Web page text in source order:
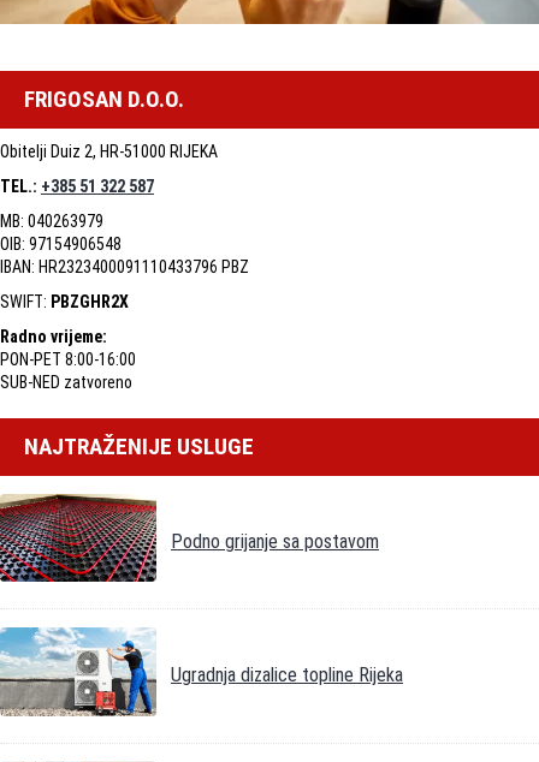
FRIGOSAN D.O.O.
Obitelji Duiz 2, HR-51000 RIJEKA
TEL.: +385 51 322 587
MB: 040263979
OIB: 97154906548
IBAN: HR2323400091110433796 PBZ
SWIFT: PBZGHR2X
Radno vrijeme:
PON-PET 8:00-16:00
SUB-NED zatvoreno
NAJTRAŽENIJE USLUGE
Podno grijanje sa postavom
Ugradnja dizalice topline Rijeka